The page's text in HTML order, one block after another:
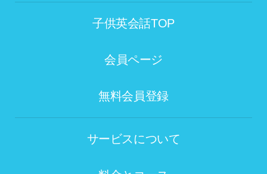
子供英会話TOP
会員ページ
無料会員登録
サービスについて